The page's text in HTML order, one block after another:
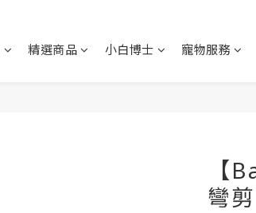
精選商品 小白博士 寵物服務
【
彎剪